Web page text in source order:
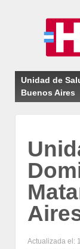
Unidad de
Buenos Aires
Actualizada el: